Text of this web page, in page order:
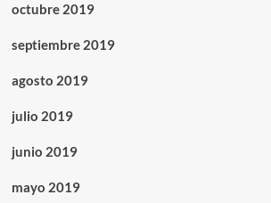
octubre 2019
septiembre 2019
agosto 2019
julio 2019
junio 2019
mayo 2019